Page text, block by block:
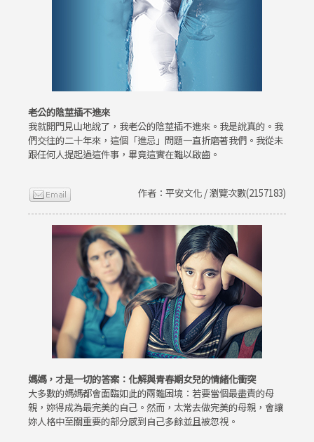
老公的陰莖插不進來
我就開門見山地說了，我老公的陰莖插不進來。我是說真的。我
們交往的二十年來，這個「進忌」問題一直折磨著我們。我從未
跟任何人提起過這件事，畢竟這實在難以啟齒。
作者：平安文化 / 瀏覽次數(2157183)
媽媽，才是一切的答案：化解與青春期女兒的情緒化衝突
大多數的媽媽都會面臨如此的兩難困境：若要當個最盡責的母
親，妳得成為最完美的自己。然而，太常去做完美的母親，會讓
妳人格中至關重要的部分感到自己多餘並且被忽視。